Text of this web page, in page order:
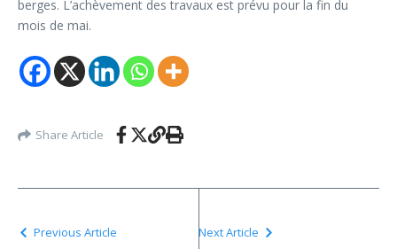
berges. L’achèvement des travaux est prévu pour la fin du
mois de mai.
Share Article
Previous Article Next Article